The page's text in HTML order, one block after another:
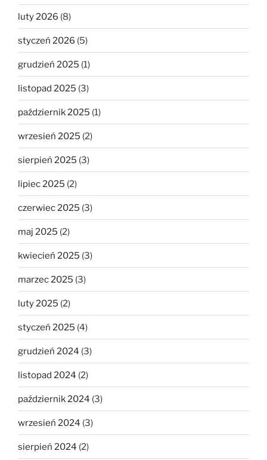
luty 2026 (8)
styczeń 2026 (5)
grudzień 2025 (1)
listopad 2025 (3)
październik 2025 (1)
wrzesień 2025 (2)
sierpień 2025 (3)
lipiec 2025 (2)
czerwiec 2025 (3)
maj 2025 (2)
kwiecień 2025 (3)
marzec 2025 (3)
luty 2025 (2)
styczeń 2025 (4)
grudzień 2024 (3)
listopad 2024 (2)
październik 2024 (3)
wrzesień 2024 (3)
sierpień 2024 (2)